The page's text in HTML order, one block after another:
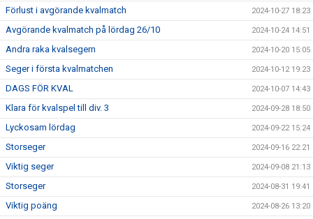
Förlust i avgörande kvalmatch 2024-10-27 18:23
Avgörande kvalmatch på lördag 26/10 2024-10-24 14:51
Andra raka kvalsegern 2024-10-20 15:05
Seger i första kvalmatchen 2024-10-12 19:23
DAGS FÖR KVAL 2024-10-07 14:43
Klara för kvalspel till div. 3 2024-09-28 18:50
Lyckosam lördag 2024-09-22 15:24
Storseger 2024-09-16 22:21
Viktig seger 2024-09-08 21:13
Storseger 2024-08-31 19:41
Viktig poäng 2024-08-26 13:20